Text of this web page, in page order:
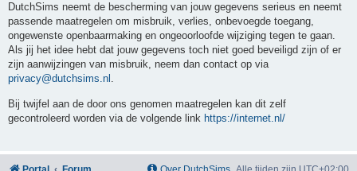
DutchSims neemt de bescherming van jouw gegevens serieus en neemt
passende maatregelen om misbruik, verlies, onbevoegde toegang,
ongewenste openbaarmaking en ongeoorloofde wijziging tegen te gaan.
Als jij het idee hebt dat jouw gegevens toch niet goed beveiligd zijn of er
zijn aanwijzingen van misbruik, neem dan contact op via
privacy@dutchsims.nl .
Bij twijfel aan de door ons genomen maatregelen kan dit zelf
gecontroleerd worden via de volgende link https://internet.nl/